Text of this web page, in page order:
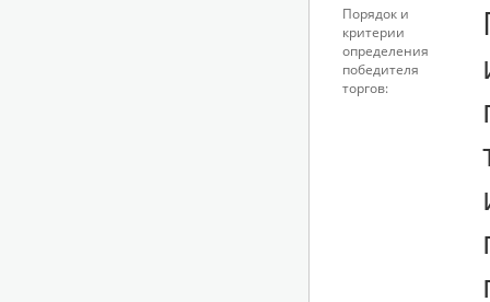
Порядок и
критерии
определения
победителя
торгов: